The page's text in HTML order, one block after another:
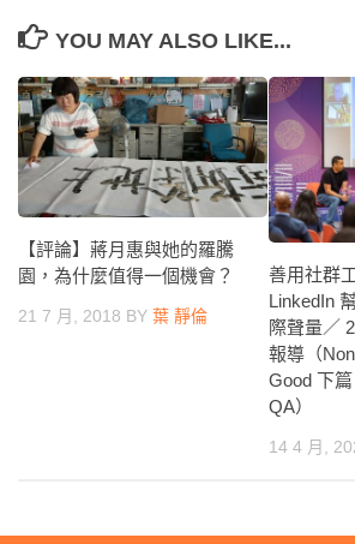
YOU MAY ALSO LIKE...
【評論】蔣月惠與她的羅騰
園，為什麼值得一個機會？
21 7 月, 2018 BY 葉 靜倫
善用社群
LinkedIn
際聲量／
報導（
Good 下
QA）
14 4 月,